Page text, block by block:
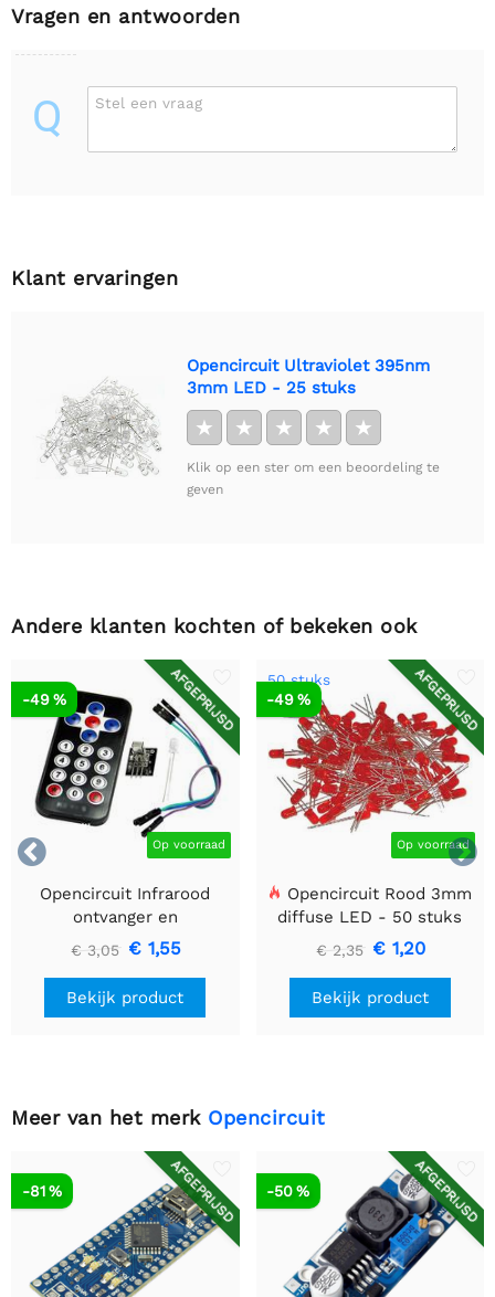
Vragen en antwoorden
Q Stel een vraag
Klant ervaringen
Opencircuit Ultraviolet 395nm
3mm LED - 25 stuks
★ ★ ★ ★ ★
Klik op een ster om een beoordeling te
geven
Andere klanten kochten of bekeken ook


AFGEPRIJSD
Op voorraad
-49 %
Opencircuit Infrarood
ontvanger en
afstandsbediening kit
€ 3,05 € 1,55
Bekijk product
AFGEPRIJSD
50 stuks
Op voorraad
-49 %
Opencircuit Rood 3mm
diffuse LED - 50 stuks
€ 2,35 € 1,20
Bekijk product
Meer van het merk Opencircuit
AFGEPRIJSD
-81 % AFGEPRIJSD
-50 %